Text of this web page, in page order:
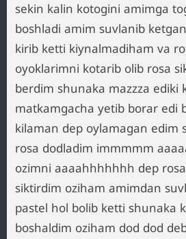
sekin kalin kotogini amimga
boshladi amim suvlanib
kirib ketti kiynalmadiham va
oyoklarimni kotarib olib rosa
berdim shunaka mazzza ediki
matkamgacha yetib borar edi
kilaman dep oylamagan edim
rosa dodladim immmmm
ozimni aaaahhhhhhh dep
siktirdim oziham amimdan
pastel hol bolib ketti shunaka
boshaldim oziham dod dod